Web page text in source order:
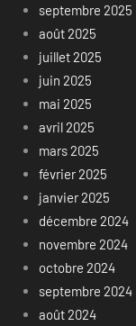
septembre 2025
août 2025
juillet 2025
juin 2025
mai 2025
avril 2025
mars 2025
février 2025
janvier 2025
décembre 2024
novembre 2024
octobre 2024
septembre 2024
août 2024